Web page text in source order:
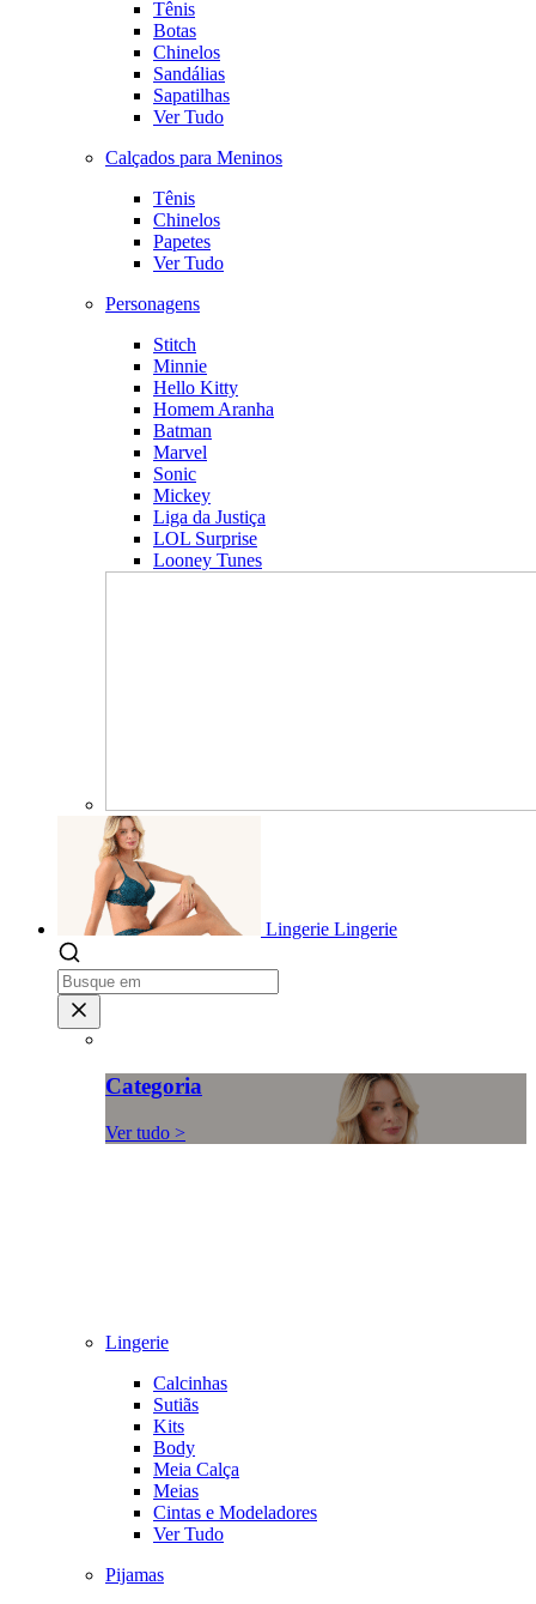
Tênis
Botas
Chinelos
Sandálias
Sapatilhas
Ver Tudo
Calçados para Meninos
Tênis
Chinelos
Papetes
Ver Tudo
Personagens
Stitch
Minnie
Hello Kitty
Homem Aranha
Batman
Marvel
Sonic
Mickey
Liga da Justiça
LOL Surprise
Looney Tunes
Lingerie Lingerie
Categoria
Ver tudo >
Lingerie
Calcinhas
Sutiãs
Kits
Body
Meia Calça
Meias
Cintas e Modeladores
Ver Tudo
Pijamas